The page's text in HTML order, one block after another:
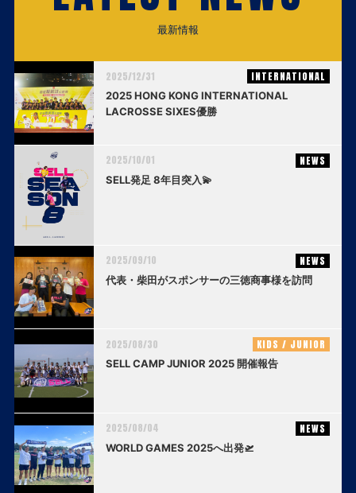
最新情報
2025/12/31 INTERNATIONAL
2025 HONG KONG INTERNATIONAL
LACROSSE SIXES優勝
2025/10/01 NEWS
SELL発足 8年目突入💫
2025/09/10 NEWS
代表・柴田がスポンサーの三徳商事様を訪問
2025/08/30 KIDS / JUNIOR
SELL CAMP JUNIOR 2025 開催報告
2025/08/04 NEWS
WORLD GAMES 2025へ出発🛫